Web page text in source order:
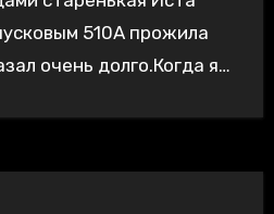
510А прожила
очень долго.Когда я…